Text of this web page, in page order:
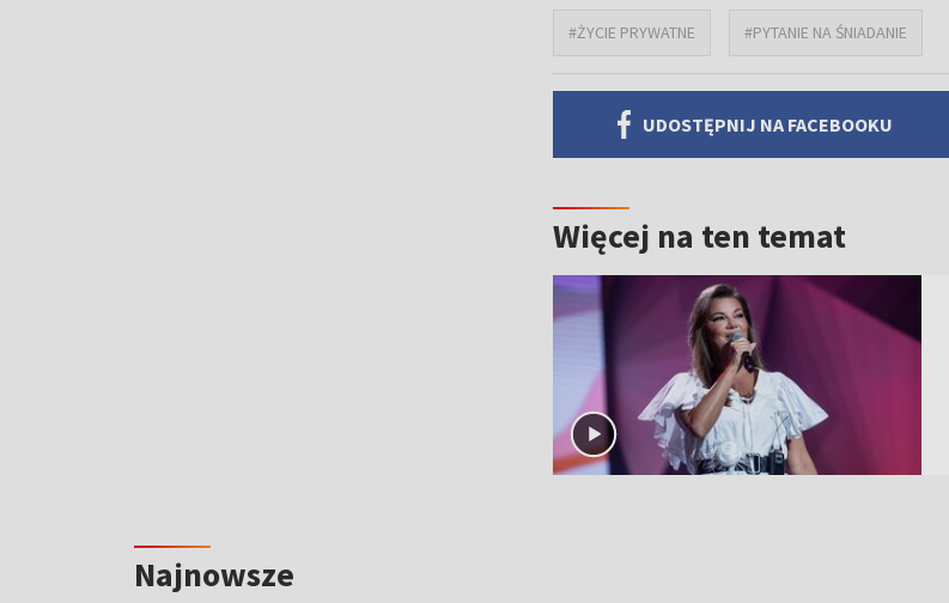
#ŻYCIE PRYWATNE #PYTANIE NA ŚNIADANIE
UDOSTĘPNIJ NA FACEBOOKU
Więcej na ten temat
Najnowsze